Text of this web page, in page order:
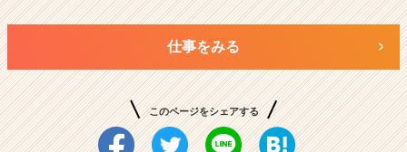
仕事をみる
このページをシェアする